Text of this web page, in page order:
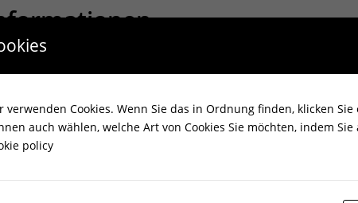
kg
verwenden Cookies. Wenn Sie das in Ordnung finden, klicken
auch wählen, welche Art von Cookies Sie möchten, indem Sie
policy